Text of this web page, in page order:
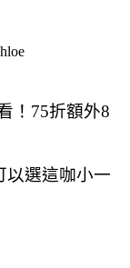
！75折額外8
以選這咖小一